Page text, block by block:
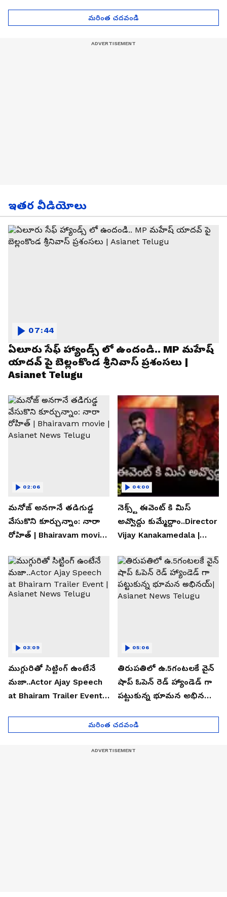
News Telugu
మరింత చదవండి
ఇతర వీడియోలు
ఏలూరు సేఫ్ హ్యాండ్స్ లో ఉందండి.. MP మహేష్
యాదవ్ పై బెల్లంకొండ శ్రీనివాస్ ప్రశంసలు |
Asianet Telugu
07:44
మనోజ్ అనగానే తడిగుడ్డ
వేసుకొని కూర్చున్నాం: నారా
రోహిత్ | Bhairavam movie |
02:06
నెక్స్ట్ ఈవెంట్ కి మిస్
అవ్వొద్దు కుమ్మేద్దాం..Director
Vijay Kanakamedala |
04:00
ముగ్గురితో సిట్టింగ్ ఉంటేనే
మజా..Actor Ajay Speech
at Bhairam Trailer Event |
03:09
తిరుపతిలో ఉ.5గంటలకే వైన్
షాప్ ఓపెన్ రెడ్ హ్యాండెడ్ గా
పట్టుకున్న భూమన అభినయ్|
05:06
మరింత చదవండి